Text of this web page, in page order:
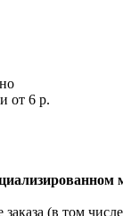
от 6 р.
заказа (в том